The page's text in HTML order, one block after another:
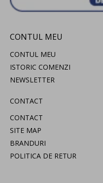
CONTUL MEU
CONTUL MEU
ISTORIC COMENZI
NEWSLETTER
CONTACT
CONTACT
SITE MAP
BRANDURI
POLITICA DE RETUR